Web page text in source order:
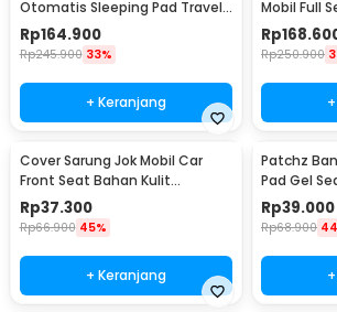
Otomatis Sleeping Pad Travel
Single with Pump - SB502
Rp164.900
Rp245.900 33%
+ Keranjang
Mobil Full
Universal
Rp
Rp250.900
Cover Sarung Jok Mobil Car
Front Seat Bahan Kulit
Breathable - S10
Rp37.300
Rp66.900 45%
+ Keranjang
Patchz
Pad Gel
Ultra
Rp39.000
Rp68.900